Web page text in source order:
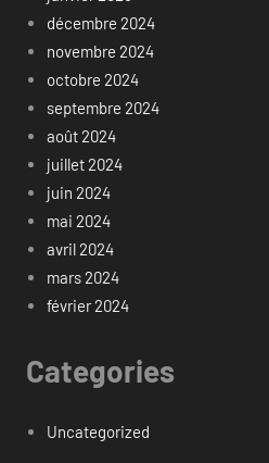
décembre 2024
novembre 2024
octobre 2024
septembre 2024
août 2024
juillet 2024
juin 2024
mai 2024
avril 2024
mars 2024
février 2024
Categories
Uncategorized